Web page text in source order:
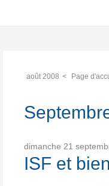
août 2008 Page
dimanche 21
ISF et